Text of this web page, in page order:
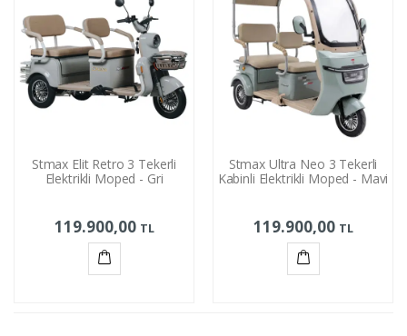
Stmax Elit Retro 3 Tekerli
Elektrikli Moped - Gri
119.900,00 TL
Stmax Ultra Neo 3 Tekerli
Kabinli Elektrikli Moped - Mavi
119.900,00 TL